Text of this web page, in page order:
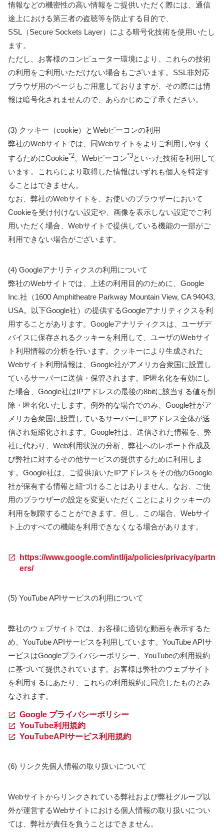
情報などの機密性の高い情報をご提供いただく際には、通信
途上における第三者の盗聴等を防止する目的で、
SSL（Secure Sockets Layer）による暗号化技術を使用いたし
ます。
ただし、お客様のコンピューター環境により、これらの技術
の利用をご利用いただけない場合もございます。SSL非対応
ブラウザ用のページもご用意しておりますが、その際には情
報は暗号化されませんので、あらかじめご了承ください。
(3) クッキー（cookie）とWebビーコンの利用
弊社のWebサイトでは、同Webサイトをよりご利用しやすく
するためにCookie*2 、Webビーコン*3といった技術を利用して
います。これらにより取得した情報はいずれも個人を特定す
ることはできません。
なお、弊社のWebサイトを、お使いのブラウザーにおいて
Cookieを受け付けない設定や、画像を表示しない設定でご利
用いただく場合、Webサイトで提供している機能の一部がご
利用できない場合がございます。
(4) Googleアナリティクスの利用について
弊社のWebサイトでは、上述の利用目的のために、Google
Inc.社（1600 Amphitheatre Parkway Mountain View, CA 94043,
USA。以下Google社）の提供するGoogleアナリティクスを利
用することがあります。Googleアナリティクスは、ユーザデ
バイスに保存されるクッキーを利用して、ユーザのWebサイ
ト利用情報の分析を行います。クッキーにより生成された
Webサイト利用情報は、Google社がアメリカ合衆国に設置し
ているサーバーに送信・保管されます。IP匿名化を有効にし
た場合、Google社はIPアドレスの最後の8bitに該当する値を削
除・匿名化いたします。例外的な場合でのみ、Google社がア
メリカ合衆国に設置しているサーバーにIPアドレス全体が送
信され短縮化されます。Google社は、送信された情報を、弊
社に代わり、Web利用状況の分析、弊社へのレポート作成及
び弊社に対するその他サービスの提供するために利用しま
す。Google社は、ご提供頂いたIPアドレスをその他のGoogle
社が保有する情報と紐づけることはありません。なお、ご使
用のブラウザーの設定を変更いただくことによりクッキーの
利用を制限することができます。但し、この場合、Webサイ
ト上のすべての機能を利用できなくなる場合があります。
https://www.google.com/intl/ja/policies/privacy/partn
ers/
(5) YouTube APIサービスの利用について
弊社のウェブサイトでは、お客様に適切な動画を表示するた
め、YouTube APIサービスを利用しています。YouTube APIサ
ービスはGoogleプライバシーポリシー、YouTubeの利用規約
に基づいて提供されています。お客様は弊社のウェブサイト
を利用するにあたり、これらの利用規約に同意したものとみ
なされます。
Google プライバシーポリシー
YouTube利用規約
YouTubeAPIサービス利用規約
(6) リンク先個人情報の取り扱いについて
Webサイトからリンクされている弊社および弊社グループ以
外が運営するWebサイトにおける個人情報の取り扱いについ
ては、弊社が責任を負うことはできません。